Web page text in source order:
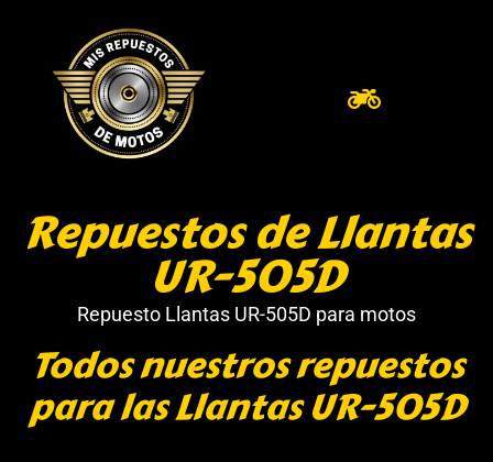
Repuestos de Llantas
UR-505D
Repuesto Llantas UR-505D para motos
Todos nuestros repuestos
para las Llantas UR-505D